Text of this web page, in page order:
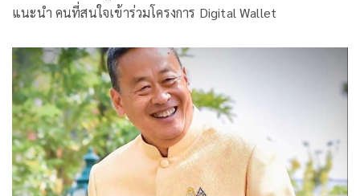
แนะนำ คนที่สนใจเข้าร่วมโครงการ Digital Wallet